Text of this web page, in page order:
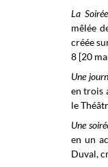
La
mêlée
créée
8 [20
Une
en trois
le
Une
en un
Duval,